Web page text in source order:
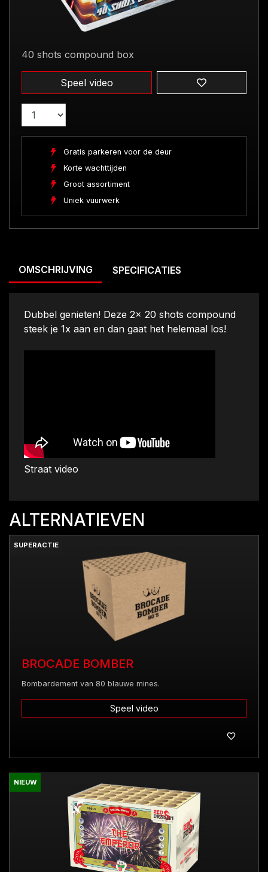
40 shots compound box
Speel video
Gratis parkeren voor de deur
Korte wachttijden
Groot assortiment
Uniek vuurwerk
OMSCHRIJVING SPECIFICATIES
Dubbel genieten! Deze 2x 20 shots compound
steek je 1x aan en dan gaat het helemaal los!
Straat video
ALTERNATIEVEN
SUPERACTIE
BROCADE BOMBER
Bombardement van 80 blauwe mines.
Speel video
NIEUW